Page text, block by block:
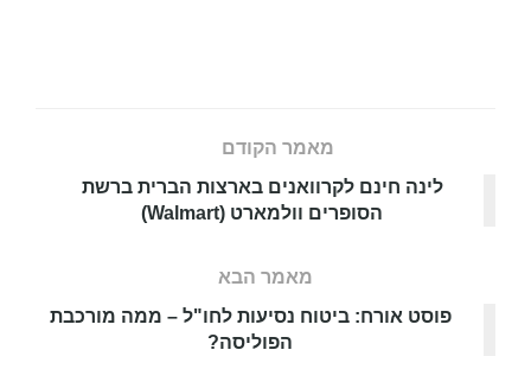
מאמר הקודם
לינה חינם לקרוואנים בארצות הברית ברשת
הסופרים וולמארט (Walmart)
מאמר הבא
פוסט אורח: ביטוח נסיעות לחו"ל – ממה מורכבת
הפוליסה?